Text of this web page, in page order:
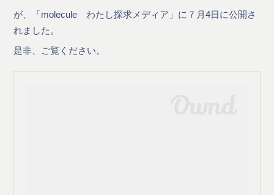
が、「molecule わたし探求メディア」に７月4日に公開さ
れました。
是非、ご覧ください。